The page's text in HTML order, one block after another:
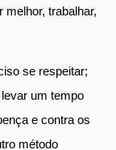
melhor, trabalhar,
se respeitar;
um tempo
e contra os
método